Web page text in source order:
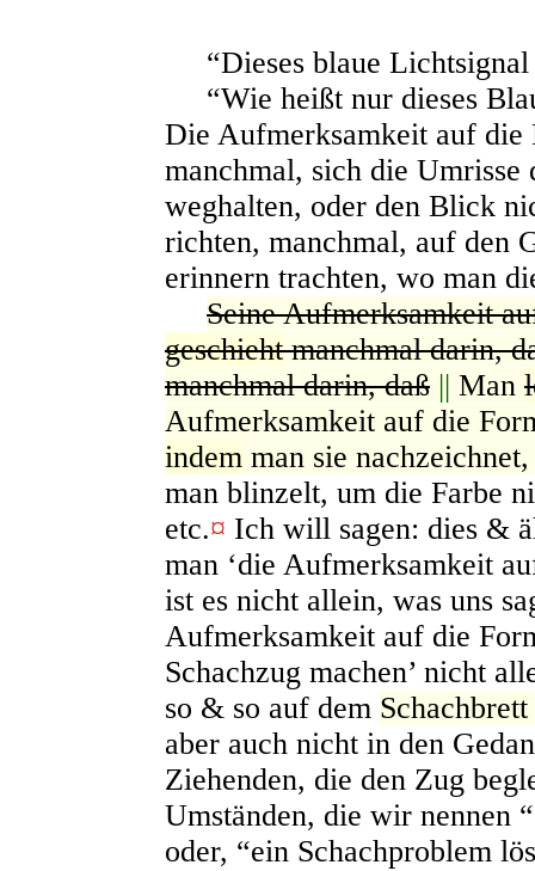
“Dieses blaue
“Wie heißt nur dieses
Die Aufmerksamkeit auf die
manchmal, sich die
weghalten, oder den Blick
richten, manchmal, auf den
erinnern trachten, wo man
Seine Aufmerksamkeit
geschiehtmanchmal darin,
manchmal darin, daß || Man
Aufmerksamkeit auf die
indem man sie
man blinzelt, um die Farbe
etc.¤ Ich will sagen: dies &
man ‘die Aufmerksamkeit
ist es nicht allein, was uns
Aufmerksamkeit auf die
Schachzug machen’ nicht
so & so auf dem Schachbrett
aber auch nicht in den
Ziehenden, die den Zug
Umständen, die wir nennen
oder, “ein Schachproblem